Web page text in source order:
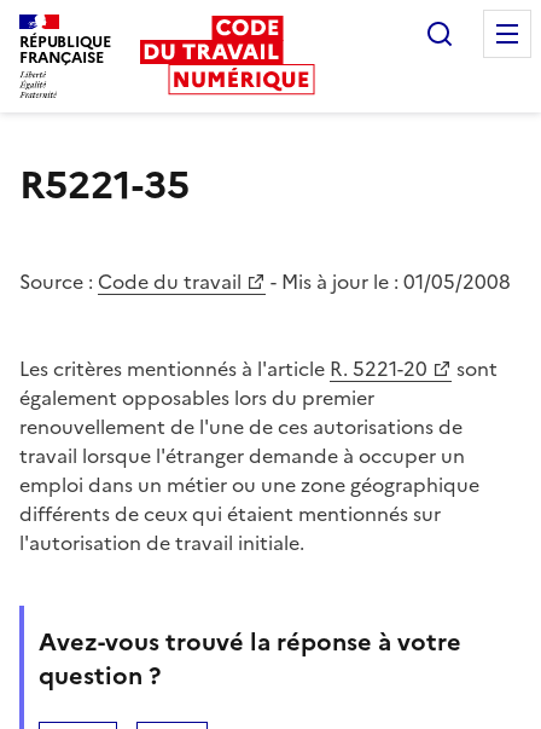
RÉPUBLIQUE
FRANÇAISE
R5221-35
Source : Code du travail - Mis à jour le : 01/05/2008
Les critères mentionnés à l'article R. 5221-20
sont
également opposables lors du premier
renouvellement de l'une de ces autorisations de
travail lorsque l'étranger demande à occuper un
emploi dans un métier ou une zone géographique
différents de ceux qui étaient mentionnés sur
l'autorisation de travail initiale.
Avez-vous trouvé la réponse à votre
question ?